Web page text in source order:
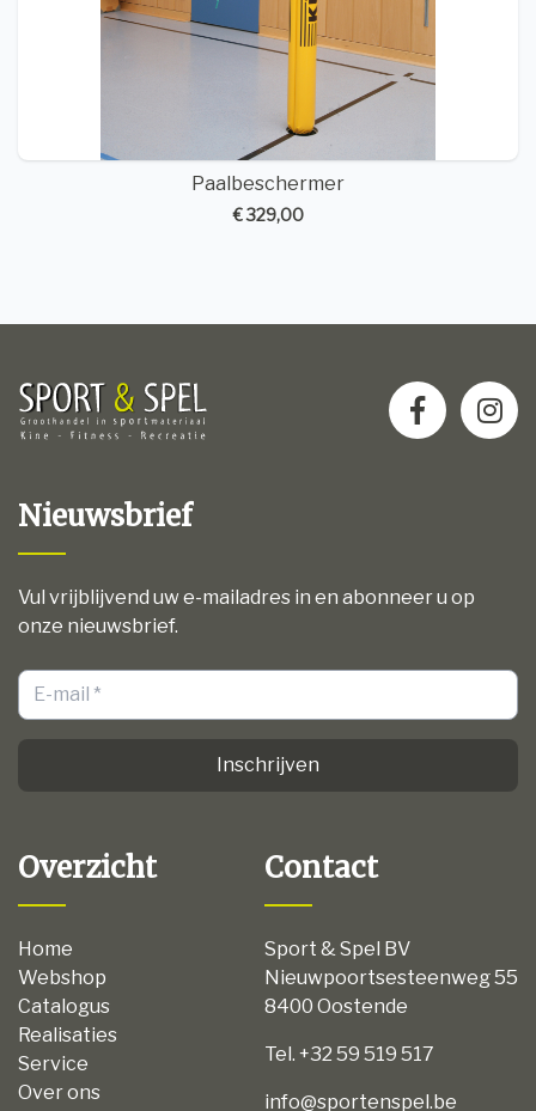
Paalbeschermer
€ 329,00
Nieuwsbrief
Vul vrijblijvend uw e-mailadres in en abonneer u op
onze nieuwsbrief.
Inschrijven
Overzicht
Home
Webshop
Catalogus
Realisaties
Service
Over ons
Contact
Sport & Spel BV
Nieuwpoortsesteenweg 55
8400 Oostende
Tel. +32 59 519 517
info@sportenspel.be